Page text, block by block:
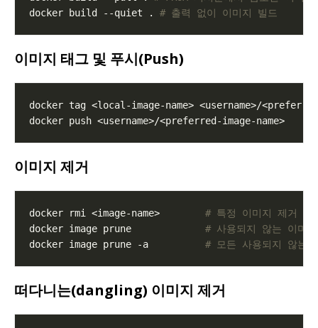
docker build --quiet . # 출력 없이 이미지 빌드
이미지 태그 및 푸시(Push)
이미지 제거
docker rmi <image-name> # 특정 이미지 제거
docker image prune # 사용되지 않는 이미
docker image prune -a # 모든 사용되지 않는
떠다니는(dangling) 이미지 제거